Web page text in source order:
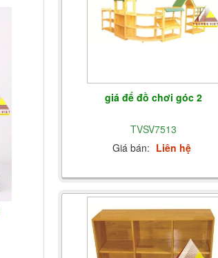
giá để đồ chơi góc 2
TVSV7513
Giá bán: Liên hệ